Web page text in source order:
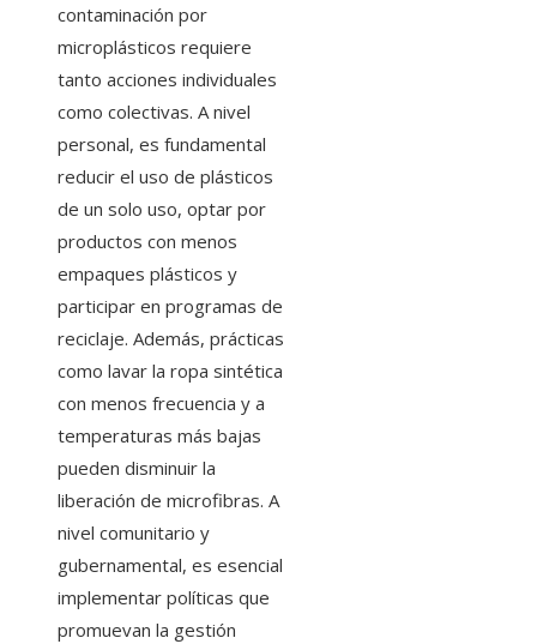
contaminación por
microplásticos requiere
tanto acciones individuales
como colectivas. A nivel
personal, es fundamental
reducir el uso de plásticos
de un solo uso, optar por
productos con menos
empaques plásticos y
participar en programas de
reciclaje. Además, prácticas
como lavar la ropa sintética
con menos frecuencia y a
temperaturas más bajas
pueden disminuir la
liberación de microfibras. A
nivel comunitario y
gubernamental, es esencial
implementar políticas que
promuevan la gestión